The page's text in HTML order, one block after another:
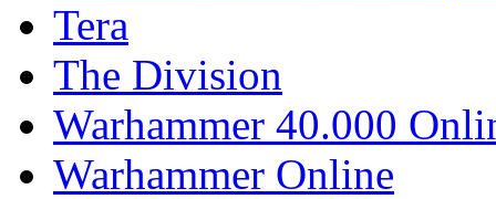
Tera
The Division
Warhammer 40.000
Warhammer Online